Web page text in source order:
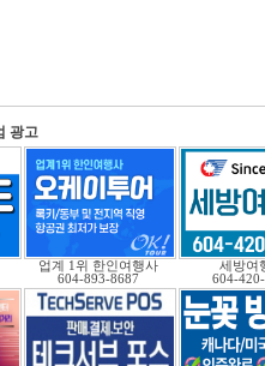
광고
업계 1위 한인여행사
604-893-8687
세방여
604-